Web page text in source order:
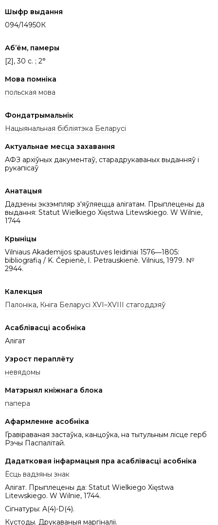
Шыфр выдання
094/14950К
Аб’ём, памеры
[2], 30 c. ; 2°
Мова помніка
польская мова
Фондатрымальнік
Нацыянальная бібліятэка Беларусі
Актуальнае месца захавання
АФЗ архіўных дакументаў, старадрукаваных выданняў і
рукапісаў
Анатацыя
Дадзены экзэмпляр з'яўляецца алігатам. Прыплецены да
выдання: Statut Wielkiego Xięstwa Litewskiego. W Wilnie,
1744
Крыніцы
Vilniaus Akademijos spaustuves leidiniai 1576―1805:
bibliografią / K. Čepienè, I. Petrauskienè. Vilnius, 1979. №
2944.
Калекцыя
Палоніка, Кніга Беларусі XVI–XVIII стагоддзяў
Асаблівасці асобніка
Алігат
Узрост пераплёту
невядомы
Матэрыял кніжнага блока
папера
Афармленне асобніка
Гравіраваная застаўка, канцоўка, на тытульным лісце герб
Рэчы Паспалітай.
Дадатковая інфармацыя пра асаблівасці асобніка
Ёсць вадзяны знак
Алігат. Прыплецены да: Statut Wielkiego Xięstwa
Litewskiego. W Wilnie, 1744.
Сігнатуры: A(4)-D(4).
Кустоды. Друкаваныя маргіналii.